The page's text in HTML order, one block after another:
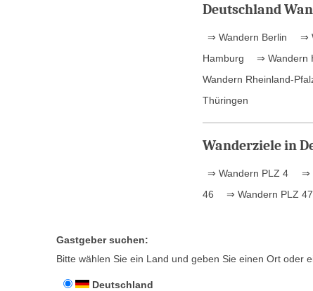
Deutschland
⇒ Wandern Berlin ⇒
Hamburg
⇒ Wandern
Wandern Rheinland-
Thüringen
Wanderziele in
⇒ Wandern PLZ 4 ⇒
46
⇒ Wandern PLZ 47
Gastgeber suchen:
Bitte wählen Sie ein Land und geben Sie einen Ort oder
Deutschland